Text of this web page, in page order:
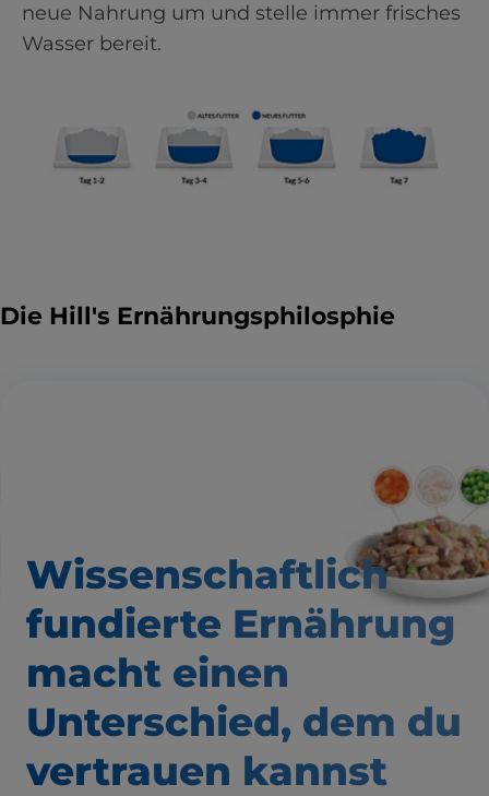
neue Nahrung um und stelle immer frisches
Wasser bereit.
Die Hill's Ernährungsphilosphie
Wissenschaftlich
fundierte Ernährung
macht einen
Unterschied, dem du
vertrauen kannst